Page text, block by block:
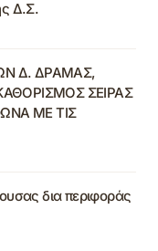
Δ.Σ.
Δ. ΔΡΑΜΑΣ,
ΣΕΙΡΑΣ
ΜΕ ΤΙΣ
δια περιφοράς